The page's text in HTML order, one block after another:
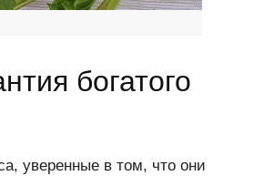
богатого
уверенные в том, что они